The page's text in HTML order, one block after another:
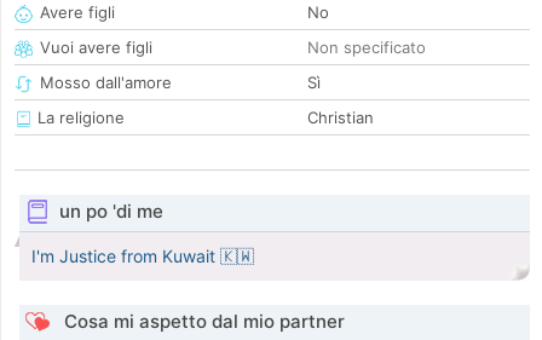
Avere figli
No
Vuoi avere figli
Non specificato
Mosso dall'amore
Sì
La religione
Christian
un po 'di me
I'm Justice from Kuwait 🇰🇼
Cosa mi aspetto dal mio partner